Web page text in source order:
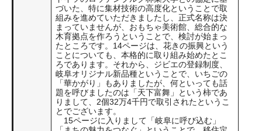
づいた、特に集材技術の高度化ということで取
組みを進めていただきましたし、正式名称は決
まっていませんが、おもちゃ美術館、総合的な
木育拠点を作ろうということで、検討が始まっ
たところです。14ページは、花きの振興という
ことについても、本格的に取り組み始めたとこ
ろであります。それから、ジビエの登録制度、
岐阜オリジナル新品種ということで、いちごの
「華かがり」もありましたが、何といっても話
題を呼びましたのは「天下富舞」という柿であ
りまして、2個32万4千円で取引されたというこ
とでございます。
15ページに入りまして「岐阜に呼び込む」